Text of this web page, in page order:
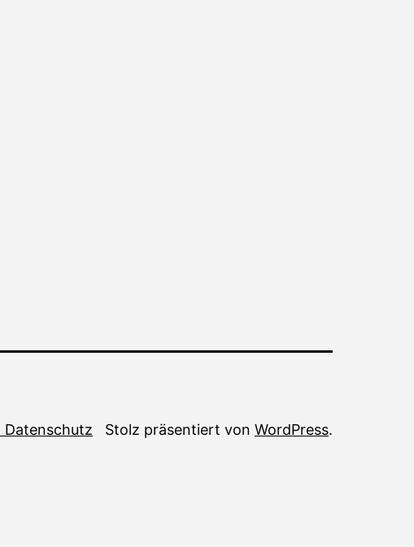
Datenschutz Stolz präsentiert von WordPress.